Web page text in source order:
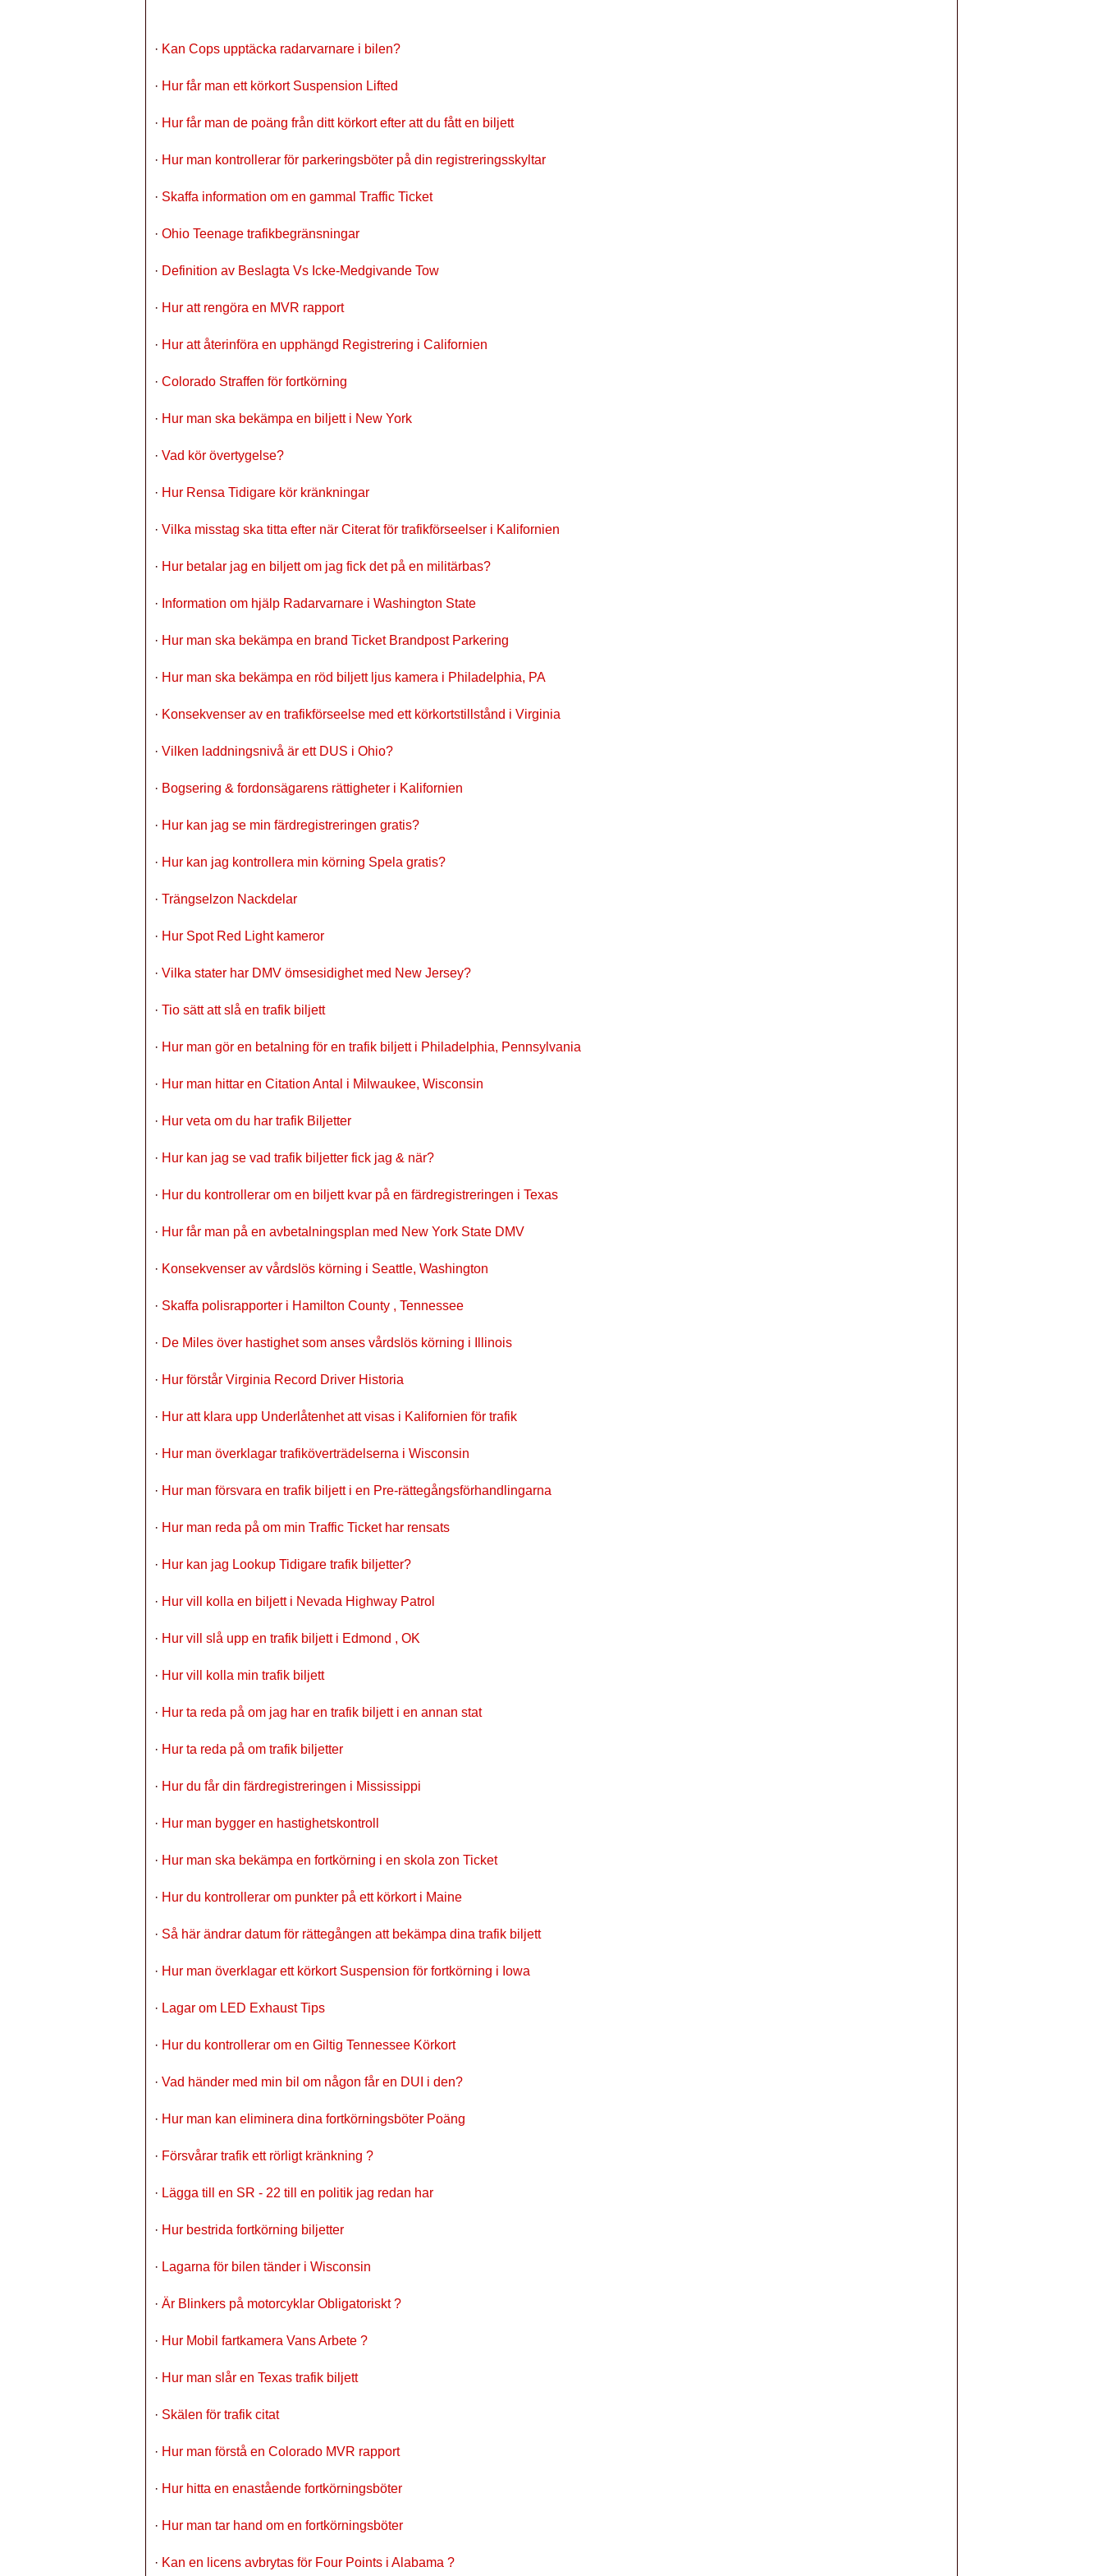
· Kan Cops upptäcka radarvarnare i bilen?
· Hur får man ett körkort Suspension Lifted
· Hur får man de poäng från ditt körkort efter att du fått en biljett
· Hur man kontrollerar för parkeringsböter på din registreringsskyltar
· Skaffa information om en gammal Traffic Ticket
· Ohio Teenage trafikbegränsningar
· Definition av Beslagta Vs Icke-Medgivande Tow
· Hur att rengöra en MVR rapport
· Hur att återinföra en upphängd Registrering i Californien
· Colorado Straffen för fortkörning
· Hur man ska bekämpa en biljett i New York
· Vad kör övertygelse?
· Hur Rensa Tidigare kör kränkningar
· Vilka misstag ska titta efter när Citerat för trafikförseelser i Kalifornien
· Hur betalar jag en biljett om jag fick det på en militärbas?
· Information om hjälp Radarvarnare i Washington State
· Hur man ska bekämpa en brand Ticket Brandpost Parkering
· Hur man ska bekämpa en röd biljett ljus kamera i Philadelphia, PA
· Konsekvenser av en trafikförseelse med ett körkortstillstånd i Virginia
· Vilken laddningsnivå är ett DUS i Ohio?
· Bogsering & fordonsägarens rättigheter i Kalifornien
· Hur kan jag se min färdregistreringen gratis?
· Hur kan jag kontrollera min körning Spela gratis?
· Trängselzon Nackdelar
· Hur Spot Red Light kameror
· Vilka stater har DMV ömsesidighet med New Jersey?
· Tio sätt att slå en trafik biljett
· Hur man gör en betalning för en trafik biljett i Philadelphia, Pennsylvania
· Hur man hittar en Citation Antal i Milwaukee, Wisconsin
· Hur veta om du har trafik Biljetter
· Hur kan jag se vad trafik biljetter fick jag & när?
· Hur du kontrollerar om en biljett kvar på en färdregistreringen i Texas
· Hur får man på en avbetalningsplan med New York State DMV
· Konsekvenser av vårdslös körning i Seattle, Washington
· Skaffa polisrapporter i Hamilton County , Tennessee
· De Miles över hastighet som anses vårdslös körning i Illinois
· Hur förstår Virginia Record Driver Historia
· Hur att klara upp Underlåtenhet att visas i Kalifornien för trafik
· Hur man överklagar trafiköverträdelserna i Wisconsin
· Hur man försvara en trafik biljett i en Pre-rättegångsförhandlingarna
· Hur man reda på om min Traffic Ticket har rensats
· Hur kan jag Lookup Tidigare trafik biljetter?
· Hur vill kolla en biljett i Nevada Highway Patrol
· Hur vill slå upp en trafik biljett i Edmond , OK
· Hur vill kolla min trafik biljett
· Hur ta reda på om jag har en trafik biljett i en annan stat
· Hur ta reda på om trafik biljetter
· Hur du får din färdregistreringen i Mississippi
· Hur man bygger en hastighetskontroll
· Hur man ska bekämpa en fortkörning i en skola zon Ticket
· Hur du kontrollerar om punkter på ett körkort i Maine
· Så här ändrar datum för rättegången att bekämpa dina trafik biljett
· Hur man överklagar ett körkort Suspension för fortkörning i Iowa
· Lagar om LED Exhaust Tips
· Hur du kontrollerar om en Giltig Tennessee Körkort
· Vad händer med min bil om någon får en DUI i den?
· Hur man kan eliminera dina fortkörningsböter Poäng
· Försvårar trafik ett rörligt kränkning ?
· Lägga till en SR - 22 till en politik jag redan har
· Hur bestrida fortkörning biljetter
· Lagarna för bilen tänder i Wisconsin
· Är Blinkers på motorcyklar Obligatoriskt ?
· Hur Mobil fartkamera Vans Arbete ?
· Hur man slår en Texas trafik biljett
· Skälen för trafik citat
· Hur man förstå en Colorado MVR rapport
· Hur hitta en enastående fortkörningsböter
· Hur man tar hand om en fortkörningsböter
· Kan en licens avbrytas för Four Points i Alabama ?